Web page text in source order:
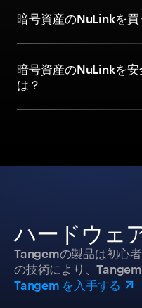
暗号資産のNuLinkを買
暗号資産のNuLinkを
は？
ハードウェ
Tangemの製品は初心
の技術により、
Tangem を入手する